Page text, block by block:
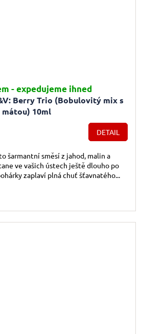
Berry Trio (Bobulovitý mix s
mátou) 10ml
- expedujeme ihned
DETAIL
šarmantní směsí z jahod, malin a
ve vašich ústech ještě dlouho po
zaplaví plná chuť šťavnatého...